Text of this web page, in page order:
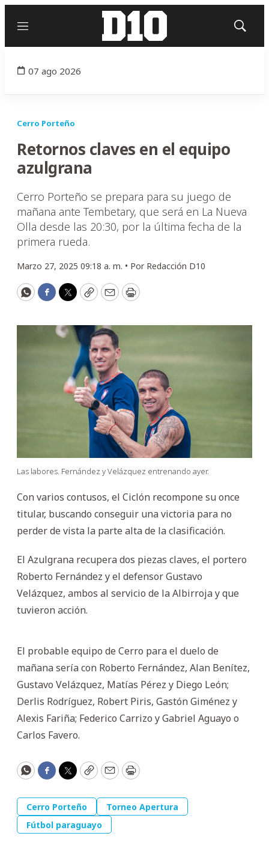
Menú
Mostrar
07 ago 2026
Cerro Porteño
Retornos claves en el equipo
azulgrana
Cerro Porteño se prepara para su juego de
mañana ante Tembetary, que será en La Nueva
Olla desde las 20:30, por la última fecha de la
primera rueda.
Marzo 27, 2025 09:18 a. m. • Por Redacción D10
WhatsApp
Facebook
Twitter
CopyEmailPrint
Las labores. Fernández y Velázquez entrenando ayer.
Con varios contusos, el Ciclón recompone su once
titular, buscando conseguir una victoria para no
perder de vista la parte alta de la clasificación.
El Azulgrana recupera dos piezas claves, el portero
Roberto Fernández y el defensor Gustavo
Velázquez, ambos al servicio de la Albirroja y que
tuvieron acción.
El probable equipo de Cerro para el duelo de
mañana sería con Roberto Fernández, Alan Benítez,
Gustavo Velázquez, Matías Pérez y Diego León;
Derlis Rodríguez, Robert Piris, Gastón Giménez y
Alexis Fariña; Federico Carrizo y Gabriel Aguayo o
Carlos Favero.
WhatsApp
Facebook
Twitter
CopyEmailPrint
Cerro Porteño
Torneo Apertura
Fútbol paraguayo